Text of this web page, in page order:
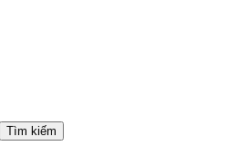
Tìm kiếm